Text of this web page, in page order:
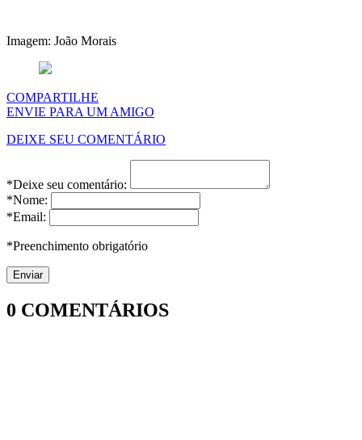
Imagem: João Morais
COMPARTILHE
ENVIE PARA UM AMIGO
DEIXE SEU COMENTÁRIO
*Deixe seu comentário:
*Nome:
*Email:
*Preenchimento obrigatório
0 COMENTÁRIOS